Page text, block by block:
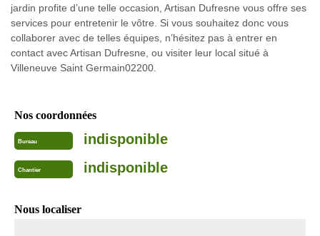
jardin profite d’une telle occasion, Artisan Dufresne vous offre ses
services pour entretenir le vôtre. Si vous souhaitez donc vous
collaborer avec de telles équipes, n’hésitez pas à entrer en
contact avec Artisan Dufresne, ou visiter leur local situé à
Villeneuve Saint Germain02200.
Nos coordonnées
Bureau indisponible
Chantier indisponible
Nous localiser